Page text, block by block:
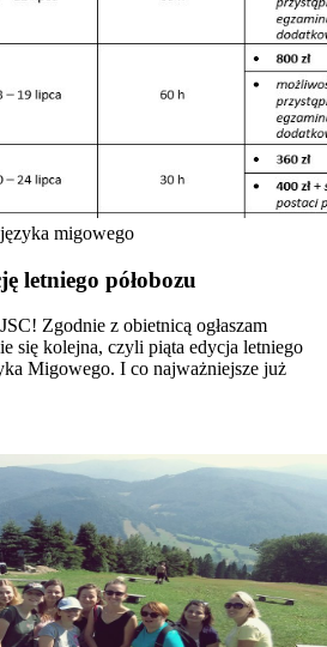
migowego
letniego półobozu
Zgodnie z obietnicą ogłaszam
się kolejna, czyli piąta edycja letniego
Migowego. I co najważniejsze już